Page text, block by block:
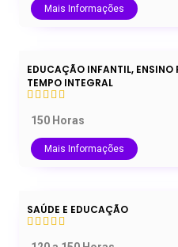
Mais Informações
EDUCAÇÃO INFANTIL, ENSINO
TEMPO INTEGRAL
150 Horas
Mais Informações
SAÚDE E EDUCAÇÃO